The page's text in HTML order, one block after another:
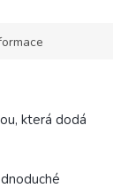
která dodá